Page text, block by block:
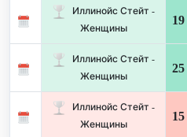
Иллинойс Стейт -
Женщины
19
Иллинойс Стейт -
Женщины
25
Иллинойс Стейт -
Женщины
15